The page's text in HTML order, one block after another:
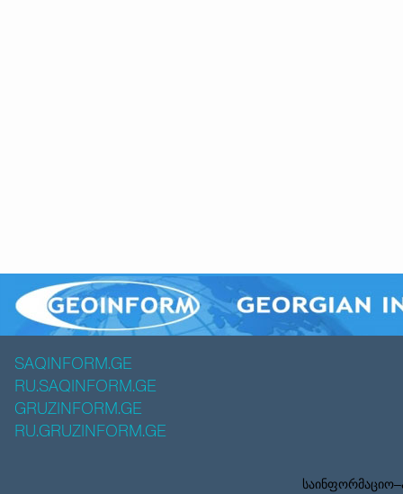
SAQINFORM.GE
RU.SAQINFORM.GE
GRUZINFORM.GE
RU.GRUZINFORM.GE